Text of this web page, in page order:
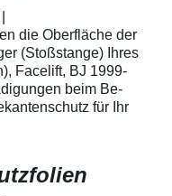
mit
geeignet zum
mechanische
zum Schutz von
Lack in der
unschönen
die Oberfläche der
(Stoßstange) Ihres
Facelift, BJ 1999-
beim Be-
für Ihr